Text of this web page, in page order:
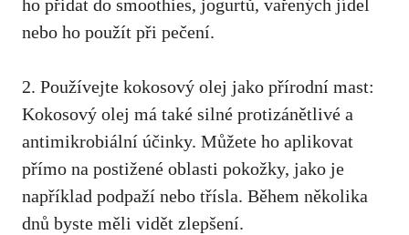
ho přidat do smoothies,⁤ jogurtů, vařených jídel
⁢nebo ho použít ⁤při pečení.
2. ⁢Používejte kokosový olej jako přírodní mast:⁣
Kokosový olej má také silné protizánětlivé⁣ a
antimikrobiální ⁣účinky. Můžete ho aplikovat
přímo na postižené oblasti pokožky, jako‍ je
například podpaží nebo třísla. Během‌ několika
dnů byste ‌měli vidět ⁣zlepšení.